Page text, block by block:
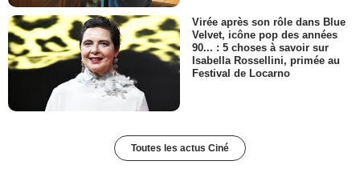
Virée après son rôle dans Blue
Velvet, icône pop des années
90... : 5 choses à savoir sur
Isabella Rossellini, primée au
Festival de Locarno
Toutes les actus Ciné